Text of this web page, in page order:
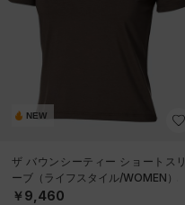
NEW
ザ バウンシーティー ショートスリ
ーブ（ライフスタイル/WOMEN）
￥9,460